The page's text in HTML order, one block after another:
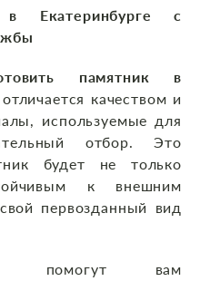
в Екатеринбурге с
памятник в
качеством и
используемые для
отбор. Это
будет не только
к внешним
первозданный вид
помогут вам